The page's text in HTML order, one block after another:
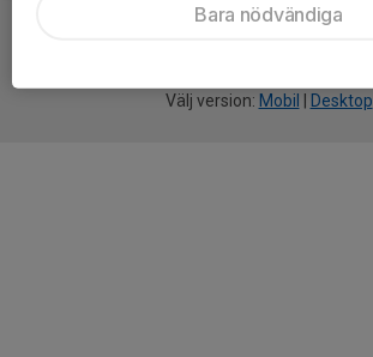
Välj version: Mobil Desktop
Bara nödvändiga